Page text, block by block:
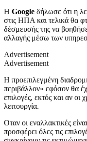
Η Google δήλωσε ότι η
στις ΗΠΑ και τελικά θα
δέσμευσής της να
αλλαγής μέσω των
Advertisement
Advertisement
H προεπιλεγμένη
περιβάλλον» εφόσον θα
επιλογές, εκτός και αν οι
λειτουργία.
Οταν οι εναλλακτικές
προσφέρει όλες τις